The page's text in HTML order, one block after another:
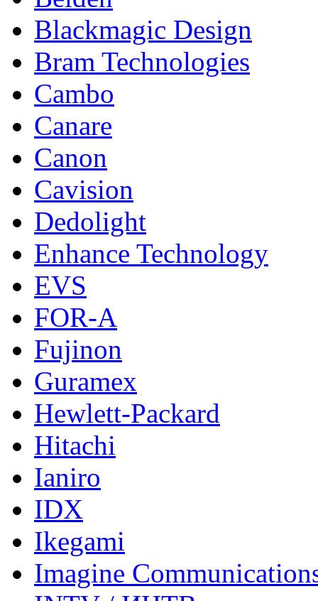
Blackmagic Design
Bram Technologies
Cambo
Canare
Canon
Cavision
Dedolight
Enhance Technology
EVS
FOR-A
Fujinon
Guramex
Hewlett-Packard
Hitachi
Ianiro
IDX
Ikegami
Imagine